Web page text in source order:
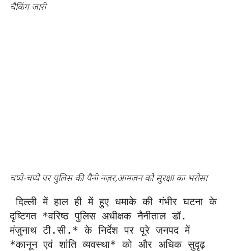
चैकिंग जारी
चप्पे-चप्पे पर पुलिस की पैनी नज़र,आमजन को सुरक्षा का भरोसा
दिल्ली में हाल ही में हुए धमाके की गंभीर घटना के
दृष्टिगत *वरिष्ठ पुलिस अधीक्षक नैनीताल डॉ.
मंजुनाथ टी.सी.* के निर्देश पर पूरे जनपद में
*कानून एवं शांति व्यवस्था* को और अधिक सुदृढ़